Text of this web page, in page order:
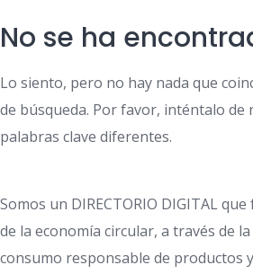
No se ha
Lo siento, pero no hay nada que
de búsqueda. Por favor, inténtalo de
palabras clave diferentes.
Somos un DIRECTORIO DIGITAL
de la economía circular, a través de
consumo responsable de productos